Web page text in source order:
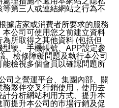
第三人或連結網站之行為不
據店家或消費者所要求的服務
公司可使用您之前建立資料
所取得之其他資料 (包括但
號、手機帳號、APP設定參
、檢修障礙問題及執行本公司
檢視多個會員以確認問題所
司之營運平台、集團內部、關
夥伴交叉行銷使用，使用去
分析網站利用方式、提升本
提升本公司的市場行銷及促